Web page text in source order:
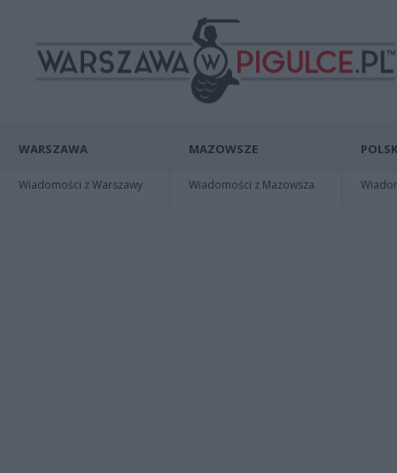
WARSZAWA
Wiadomości z Warszawy
MAZOWSZE
Wiadomości z Mazowsza